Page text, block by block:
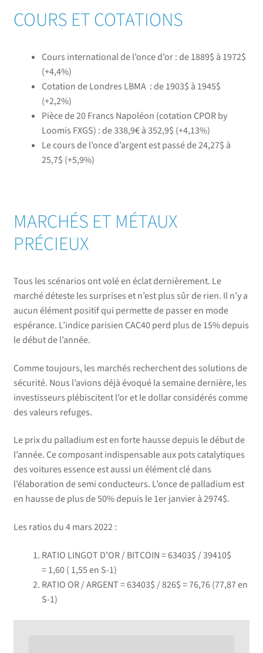
COURS ET COTATIONS
Cours international de l’once d’or : de 1889$ à 1972$
(+4,4%)
Cotation de Londres LBMA : de 1903$ à 1945$
(+2,2%)
Pièce de 20 Francs Napoléon (cotation CPOR by
Loomis FXGS) : de 338,9€ à 352,9$ (+4,13%)
Le cours de l’once d’argent est passé de 24,27$ à
25,7$ (+5,9%)
MARCHÉS ET MÉTAUX
PRÉCIEUX
Tous les scénarios ont volé en éclat dernièrement. Le
marché déteste les surprises et n’est plus sûr de rien. Il n’y a
aucun élément positif qui permette de passer en mode
espérance. L’indice parisien CAC40 perd plus de 15% depuis
le début de l’année.
Comme toujours, les marchés recherchent des solutions de
sécurité. Nous l’avions déjà évoqué la semaine dernière, les
investisseurs plébiscitent l’or et le dollar considérés comme
des valeurs refuges.
Le prix du palladium est en forte hausse depuis le début de
l’année. Ce composant indispensable aux pots catalytiques
des voitures essence est aussi un élément clé dans
l’élaboration de semi conducteurs. L’once de palladium est
en hausse de plus de 50% depuis le 1er janvier à 2974$.
Les ratios du 4 mars 2022 :
RATIO LINGOT D’OR / BITCOIN = 63403$ / 39410$
=1,60( 1,55 en S-1)
RATIO OR / ARGENT = 63403$ / 826$ =76,76(77,87 en
S-1)